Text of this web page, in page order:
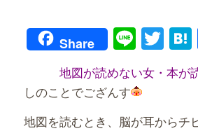
Share Line
地図が読めない女・本が
しのことでござんす
地図を読むとき、脳が耳からチ